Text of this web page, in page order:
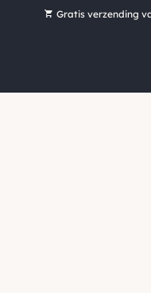
Gratis verzending